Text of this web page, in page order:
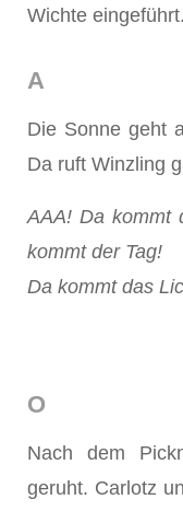
Wichte eingeführt.
A
Die Sonne geht
Da ruft Winzling
AAA! Da kommt
kommt der Tag!
Da kommt das
O
Nach dem
geruht. Carlotz